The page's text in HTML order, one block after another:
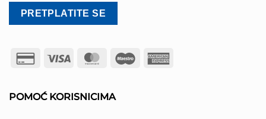
POMOĆ KORISNICIMA
Credit
Visa MasterCard
Maestro